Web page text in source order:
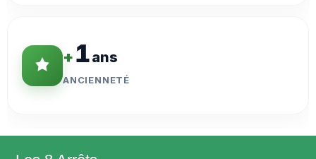
+1ans
ANCIENNETÉ